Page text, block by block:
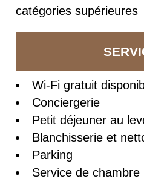
catégories supérieures
Wi-Fi gratuit
Conciergerie
Petit déjeuner au
Blanchisserie et
Parking
Service de chambre